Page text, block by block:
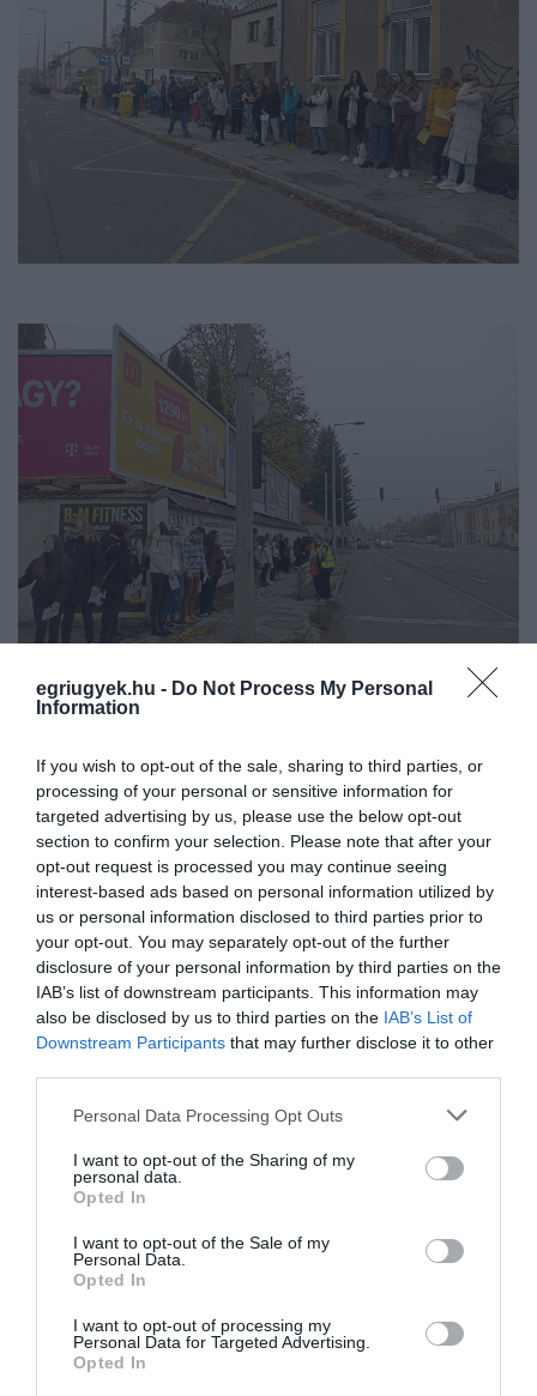
egriugyek.hu - Do Not Process My Personal
Information
If you wish to opt-out of the sale, sharing to third parties, or
processing of your personal or sensitive information for
targeted advertising by us, please use the below opt-out
section to confirm your selection. Please note that after your
opt-out request is processed you may continue seeing
interest-based ads based on personal information utilized by
us or personal information disclosed to third parties prior to
your opt-out. You may separately opt-out of the further
disclosure of your personal information by third parties on the
IAB’s list of downstream participants. This information may
also be disclosed by us to third parties on the IAB’s List of
Downstream Participants that may further disclose it to other
Please note that this website/app uses one or more Google
not limited to your visit or usage behaviour. You may click to
grant or deny consent to Google and its third-party tags to
use your data for below specified purposes in below Google
consent section.
Personal Data Processing Opt Outs
I want to opt-out of the Sharing of my
personal data.
Opted In
I want to opt-out of the Sale of my
Personal Data.
Opted In
I want to opt-out of processing my
Personal Data for Targeted Advertising.
Opted In